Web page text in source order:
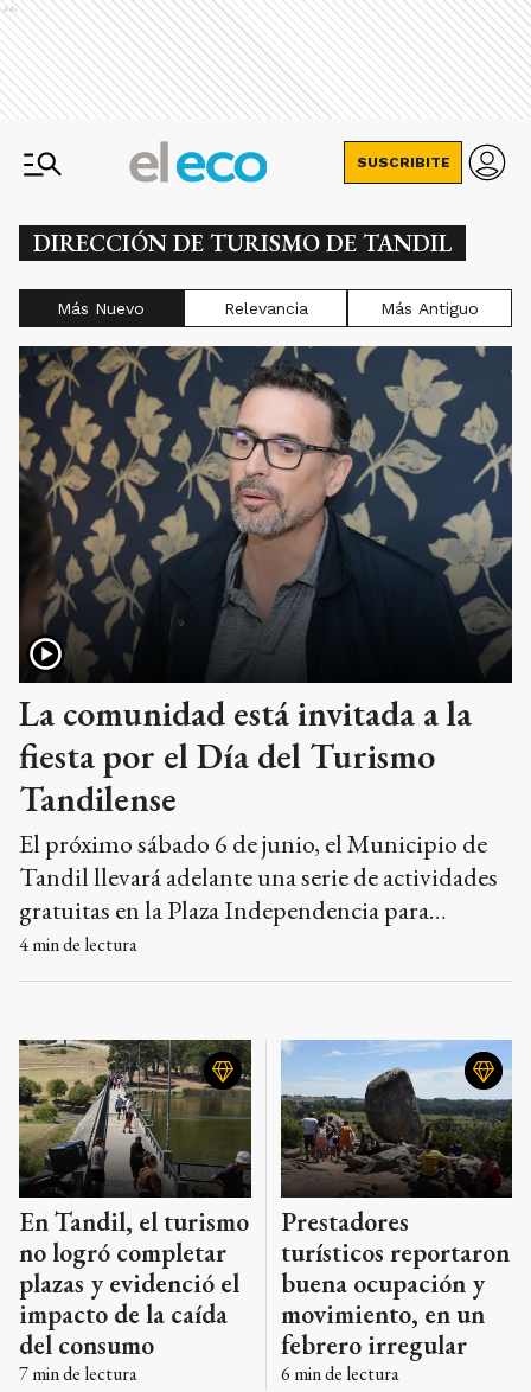
Ads
SUSCRIBITE
DIRECCIÓN DE TURISMO DE TANDIL
Más Nuevo Relevancia Más Antiguo
La comunidad está invitada a la
fiesta por el Día del Turismo
Tandilense
El próximo sábado 6 de junio, el Municipio de
Tandil llevará adelante una serie de actividades
gratuitas en la Plaza Independencia para
conmemorar el Día del Turismo Tandilense,
fecha que se celebra formalmente cada 4 de
local y poner en valor el impacto económico de
esta actividad en la ciudad.
4min de lectura
En Tandil, el turismo
no logró completar
plazas y evidenció el
impacto de la caída
del consumo
7min de lectura
Prestadores
turísticos reportaron
buena ocupación y
movimiento, en un
febrero irregular
6 min de lectura